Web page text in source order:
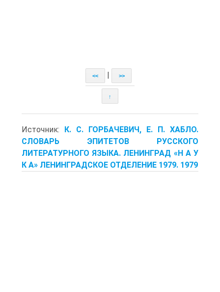
<< >>
↑
Источник: К. С. ГОРБАЧЕВИЧ, Е. П. ХАБЛО.
СЛОВАРЬ ЭПИТЕТОВ РУССКОГО
ЛИТЕРАТУРНОГО ЯЗЫКА. ЛЕНИНГРАД «Н А У
К А» ЛЕНИНГРАДСКОЕ ОТДЕЛЕНИЕ 1979. 1979